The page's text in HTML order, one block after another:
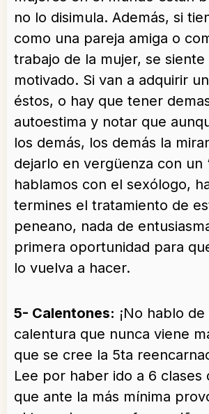
no lo disimula. Además, si
como una pareja amiga o
trabajo de la mujer, se siente
motivado. Si van a adquirir
éstos, o hay que tener
autoestima y notar que
los demás, los demás la
dejarlo en vergüenza con un
hablamos con el sexólogo,
termines el tratamiento de
peneano, nada de
primera oportunidad para
lo vuelva a hacer.
5- Calentones: ¡No hablo
calentura que nunca viene
que se cree la 5ta
Lee por haber ido a 6 clases
que ante la más mínima